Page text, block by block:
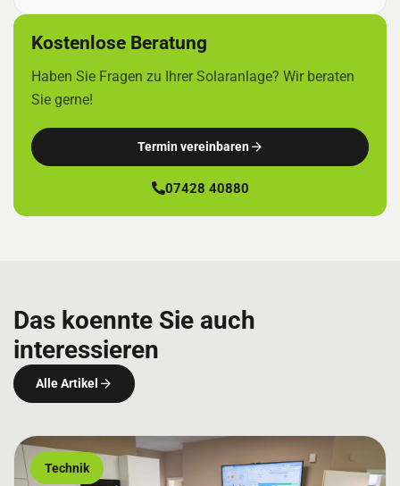
Kostenlose Beratung
Haben Sie Fragen zu Ihrer Solaranlage? Wir beraten
Sie gerne!
Termin vereinbaren
07428 40880
Das koennte Sie auch
interessieren
Alle Artikel
Technik